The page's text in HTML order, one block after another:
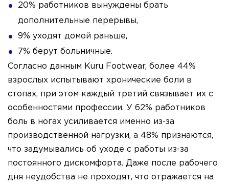
20% работников вынуждены брать
дополнительные перерывы,
9% уходят домой раньше,
7% берут больничные.
Согласно данным Kuru Footwear, более 44%
взрослых испытывают хронические боли в
стопах, при этом каждый третий связывает их с
особенностями профессии. У 62% работников
боль в ногах усиливается именно из-за
производственной нагрузки, а 48% признаются,
что задумывались об уходе с работы из-за
постоянного дискомфорта. Даже после рабочего
дня неудобства не проходят, что отражается на